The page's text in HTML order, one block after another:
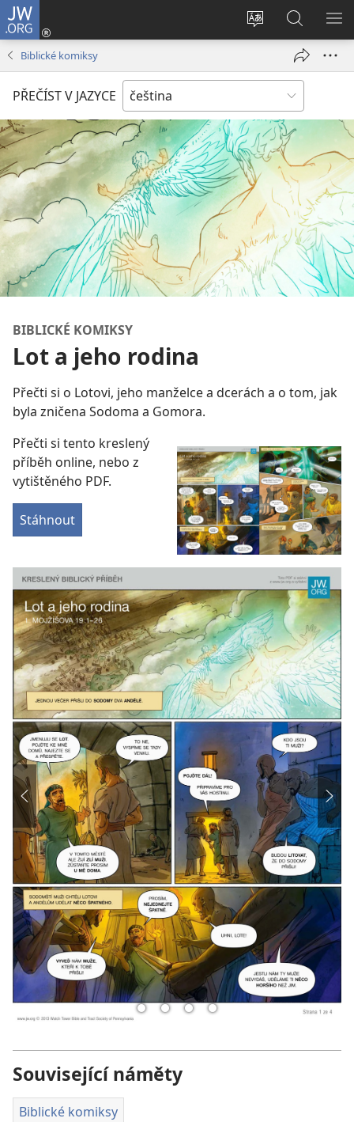
JW.ORG
Změnit
stránek
Přihlásit
se
okno)
Hledat
na
JW.ORG
Biblické komiksy
PŘEČÍST V JAZYCE
BIBLICKÉ KOMIKSY
Lot a jeho rodina
Přečti si o Lotovi, jeho manželce a dcerách a o tom, jak
byla zničena Sodoma a Gomora.
Přečti si tento kreslený
příběh online, nebo z
vytištěného PDF.
Stáhnout
Související náměty
Biblické komiksy